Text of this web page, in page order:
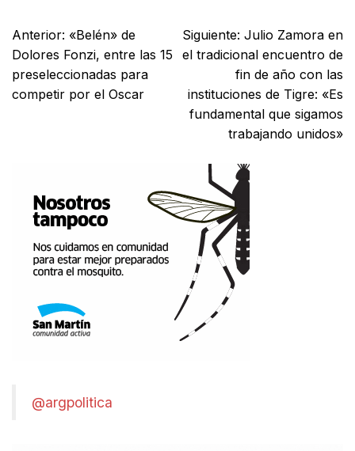
Anterior: «Belén» de
Dolores Fonzi, entre las 15
preseleccionadas para
competir por el Oscar
Siguiente: Julio Zamora en
el tradicional encuentro de
fin de año con las
instituciones de Tigre: «Es
fundamental que sigamos
trabajando unidos»
@argpolitica